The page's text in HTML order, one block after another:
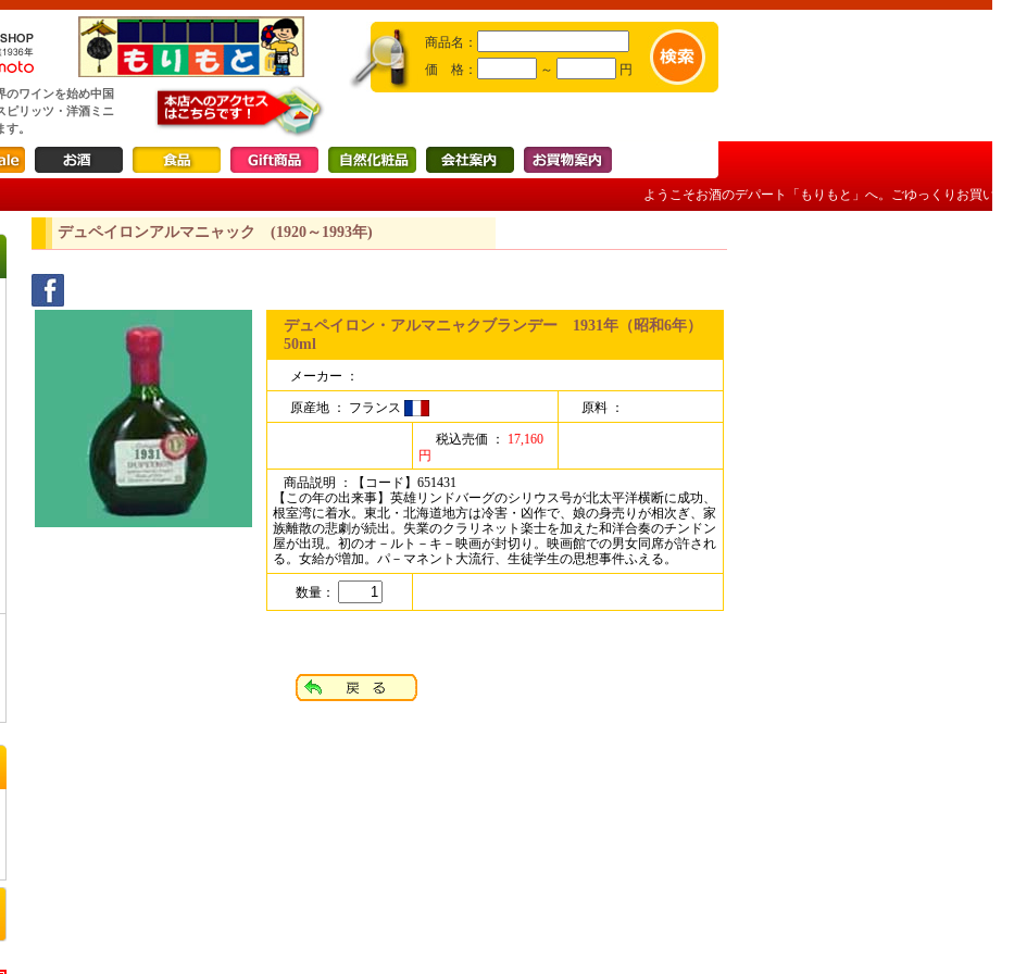
ワインを始め中国
ピリッツ・洋酒ミニ
。
商品名：
価 格：
～ 円
ようこそお酒のデパート「もりもと」へ。ごゆっくりお買い物を
デュペイロンアルマニャック (1920～1993年)
デュペイロン・アルマニャクブランデー 1931年（昭和6年）
50ml
メーカー ：
原産地 ： フランス 原料 ：
税込売価 ：
17,160
円
商品説明 ：
【コード】651431
【この年の出来事】英雄リンドバーグのシリウス号が北太平洋横断に成功、
根室湾に着水。東北・北海道地方は冷害・凶作で、娘の身売りが相次ぎ、家
族離散の悲劇が続出。失業のクラリネット楽士を加えた和洋合奏のチンドン
屋が出現。初のオ－ルト－キ－映画が封切り。映画館での男女同席が許され
る。女給が増加。パ－マネント大流行、生徒学生の思想事件ふえる。
数量：